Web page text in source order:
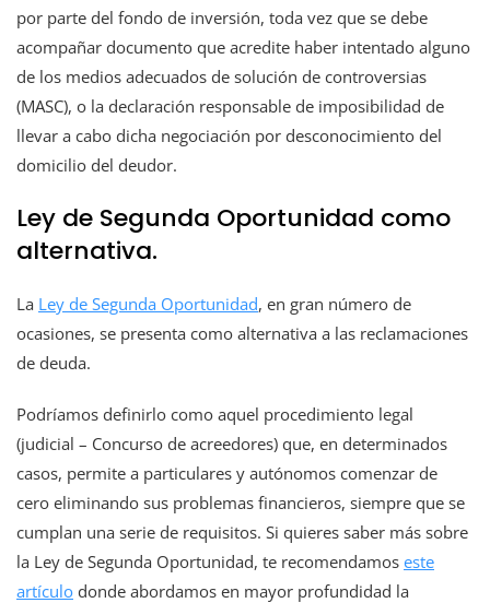
por parte del fondo de inversión, toda vez que se debe
acompañar documento que acredite haber intentado alguno
de los medios adecuados de solución de controversias
(MASC), o la declaración responsable de imposibilidad de
llevar a cabo dicha negociación por desconocimiento del
domicilio del deudor.
Ley de Segunda Oportunidad como
alternativa.
La Ley de Segunda Oportunidad, en gran número de
ocasiones, se presenta como alternativa a las reclamaciones
de deuda.
Podríamos definirlo como aquel procedimiento legal
(judicial – Concurso de acreedores) que, en determinados
casos, permite a particulares y autónomos comenzar de
cero eliminando sus problemas financieros, siempre que se
cumplan una serie de requisitos. Si quieres saber más sobre
la Ley de Segunda Oportunidad, te recomendamos este
artículo donde abordamos en mayor profundidad la